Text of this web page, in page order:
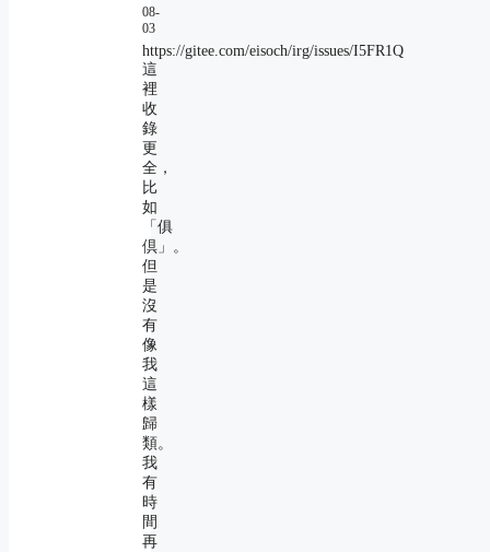
08-
03
https://gitee.com/eisoch/irg/issues/I5FR1Q
這
裡
收
錄
更
全，
比
如
「俱
倶」。
但
是
沒
有
像
我
這
樣
歸
類。
我
有
時
間
再